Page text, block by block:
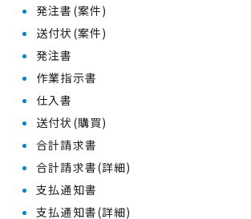
発注書(案件)
送付状(案件)
発注書
作業指示書
仕入書
送付状(購買)
合計請求書
合計請求書(詳細)
支払通知書
支払通知書(詳細)